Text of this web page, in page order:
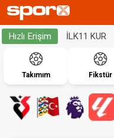
Hızlı Erişim İLK11 KUR
Takımım Fikstür